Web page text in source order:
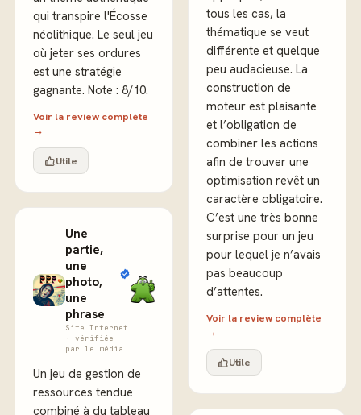
qui transpire l'Écosse
néolithique. Le seul jeu
où jeter ses ordures
est une stratégie
gagnante. Note : 8/10.
Voir la review complète
→
Utile
Une
partie,
une
photo,
une
phrase
Site Internet
· vérifiée
par le média
Un jeu de gestion de
ressources tendue
combiné à du tableau
tous les cas, la
thématique se veut
différente et quelque
peu audacieuse. La
construction de
moteur est plaisante
et l’obligation de
combiner les actions
afin de trouver une
optimisation revêt un
caractère obligatoire.
C’est une très bonne
surprise pour un jeu
pour lequel je n’avais
pas beaucoup
d’attentes.
Voir la review complète
→
Utile